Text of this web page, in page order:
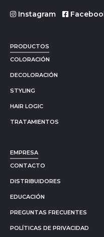
Instagram
PRODUCTOS
COLORACIÓN
DECOLORACIÓN
STYLING
HAIR LOGIC
TRATAMIENTOS
EMPRESA
CONTACTO
DISTRIBUIDORES
EDUCACIÓN
PREGUNTAS FRECUENTES
POLÍTICAS DE PRIVACIDAD